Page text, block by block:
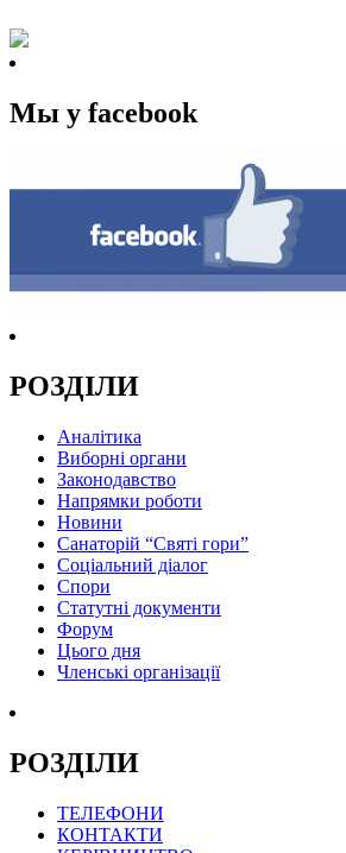
Мы у facebook
РОЗДІЛИ
Аналітика
Виборні органи
Законодавство
Напрямки роботи
Новини
Санаторій “Святі гори”
Соціальний діалог
Спори
Статутні документи
Форум
Цього дня
Членські організації
РОЗДІЛИ
ТЕЛЕФОНИ
КОНТАКТИ